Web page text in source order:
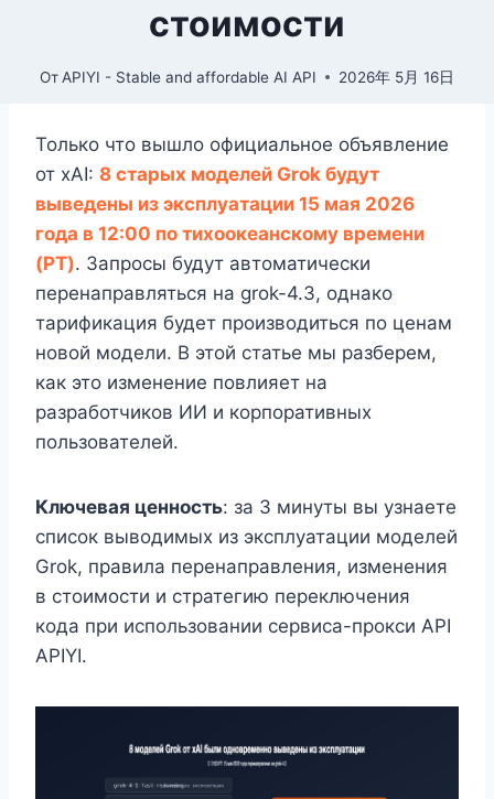
стоимости
От APIYI - Stable and affordable AI API 2026年 5月 16日
Только что вышло официальное объявление
от xAI: 8 старых моделей Grok будут
выведены из эксплуатации 15 мая 2026
года в 12:00 по тихоокеанскому времени
(PT). Запросы будут автоматически
перенаправляться на grok-4.3, однако
тарификация будет производиться по ценам
новой модели. В этой статье мы разберем,
как это изменение повлияет на
разработчиков ИИ и корпоративных
пользователей.
Ключевая ценность: за 3 минуты вы узнаете
список выводимых из эксплуатации моделей
Grok, правила перенаправления, изменения
в стоимости и стратегию переключения
кода при использовании сервиса-прокси API
APIYI.